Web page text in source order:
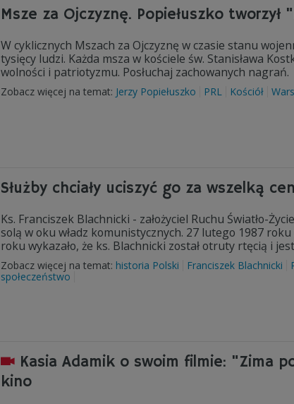
Msze za Ojczyznę. Popiełuszko tworzył
W cyklicznych Mszach za Ojczyznę w czasie stanu
tysięcy ludzi. Każda msza w kościele św. Stanisława
wolności i patriotyzmu. Posłuchaj zachowanych nagrań.
Zobacz więcej na temat: Jerzy Popiełuszko PRL Kościół
Służby chciały uciszyć go za wszelką
Ks. Franciszek Blachnicki - założyciel Ruchu Światło-
solą w oku władz komunistycznych. 27 lutego 1987
roku wykazało, że ks. Blachnicki został otruty rtęcią i
Zobacz więcej na temat: historia Polski Franciszek Blachnicki
społeczeństwo
Kasia Adamik o swoim filmie: "Zima
kino